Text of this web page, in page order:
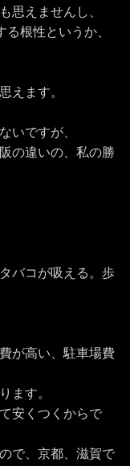
思えませんし、
根性というか、
えます。
いですが、
の違いの、私の勝
バコが吸える。歩
が高い、駐車場費
ます。
安くつくからで
で、京都、滋賀で